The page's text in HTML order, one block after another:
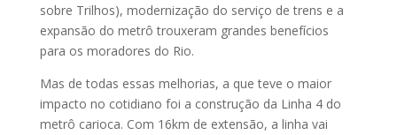
sobre Trilhos), modernização do serviço de trens e a
expansão do metrô trouxeram grandes benefícios
para os moradores do Rio.
Mas de todas essas melhorias, a que teve o maior
impacto no cotidiano foi a construção da Linha 4 do
metrô carioca. Com 16km de extensão, a linha vai